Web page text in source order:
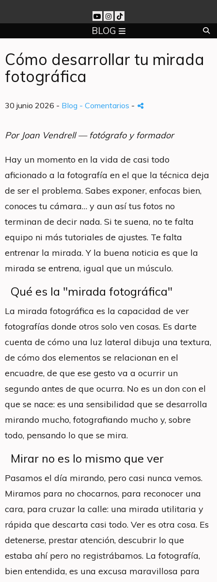
BLOG
Cómo desarrollar tu mirada
fotográfica
30 junio 2026 - Blog - Comentarios -
Por Joan Vendrell — fotógrafo y formador
Hay un momento en la vida de casi todo
aficionado a la fotografía en el que la técnica deja
de ser el problema. Sabes exponer, enfocas bien,
conoces tu cámara… y aun así tus fotos no
terminan de decir nada. Si te suena, no te falta
equipo ni más tutoriales de ajustes. Te falta
entrenar la mirada. Y la buena noticia es que la
mirada se entrena, igual que un músculo.
Qué es la "mirada fotográfica"
La mirada fotográfica es la capacidad de ver
fotografías donde otros solo ven cosas. Es darte
cuenta de cómo una luz lateral dibuja una textura,
de cómo dos elementos se relacionan en el
encuadre, de que ese gesto va a ocurrir un
segundo antes de que ocurra. No es un don con el
que se nace: es una sensibilidad que se desarrolla
mirando mucho, fotografiando mucho y, sobre
todo, pensando lo que se mira.
Mirar no es lo mismo que ver
Pasamos el día mirando, pero casi nunca vemos.
Miramos para no chocarnos, para reconocer una
cara, para cruzar la calle: una mirada utilitaria y
rápida que descarta casi todo. Ver es otra cosa. Es
detenerse, prestar atención, descubrir lo que
estaba ahí pero no registrábamos. La fotografía,
bien entendida, es una excusa maravillosa para